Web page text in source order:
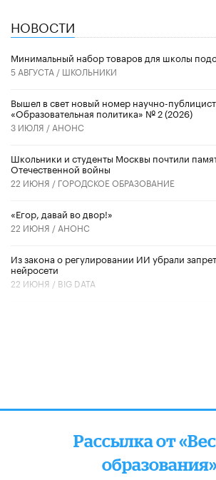
НОВОСТИ
Минимальный набор товаров для школы
5 АВГУСТА / ШКОЛЬНИКИ
Вышел в свет новый номер научно-
«Образовательная политика» № 2 (2026)
3 ИЮЛЯ / АНОНС
Школьники и студенты Москвы почтили
Отечественной войны
22 ИЮНЯ / ГОРОДСКОЕ ОБРАЗОВАНИЕ
«Егор, давай во двор!»
22 ИЮНЯ / АНОНС
Из закона о регулировании ИИ убрали
нейросети
22 ИЮНЯ / BIG DATA
Рассылка от
образования»